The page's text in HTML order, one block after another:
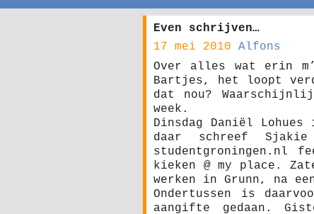
Even schrijven…
17 mei 2010
Alfons
Over alles wat erin
Bartjes, het loopt
dat nou?
week.
Dinsdag Daniël Lohues
daar schreef
studentgroningen.nl
kieken @ my place.
werken in Grunn, na
Ondertussen is
aangifte gedaan.